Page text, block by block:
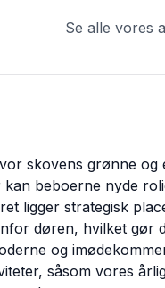
Se alle vores
skovens grønne og
beboerne nyde
ligger strategisk
døren, hvilket gør
og
såsom vores